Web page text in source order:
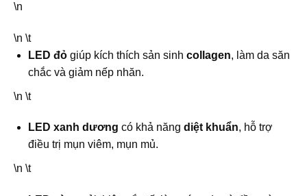
\n
\n \t
LED đỏgiúp kích thích sản sinh collagen, làm da săn
chắc và giảm nếp nhăn.
\n \t
LED xanh dương có khả năng diệt khuẩn, hỗ trợ
điều trị mụn viêm, mụn mủ.
\n \t